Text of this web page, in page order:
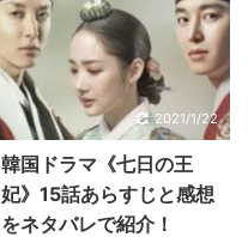
ています。 パク・ミニョ
ン、ヨン・ウジン、イ・
ドンゴン共演の王宮ロマ
ンス大作《七日の王妃》
は、実話をモチーフに、
2人の王に愛され7日間だ
け王妃の座につき、廃妃
された女性の悲恋を描い
2021/1/22
韓国ドラマ《七日の王
妃》15話あらすじと感想
をネタバレで紹介！